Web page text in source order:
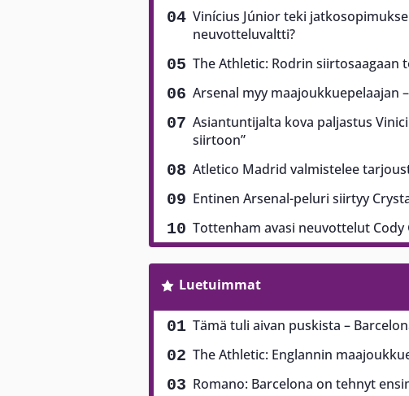
Vinícius Júnior teki
neuvotteluvaltti?
The Athletic: Rodrin siirtosaagaan
Arsenal myy maajoukkuepelaajan
Asiantuntijalta kova paljastus
siirtoon”
Atletico Madrid valmistelee
Entinen Arsenal-peluri siirtyy
Tottenham avasi neuvottelut Cody
Luetuimmat
Tämä tuli aivan puskista –
The Athletic: Englannin
Romano: Barcelona on tehnyt